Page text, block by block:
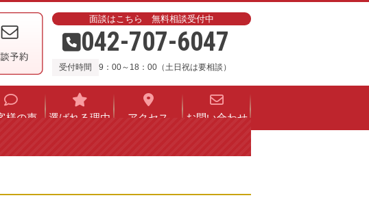
面談はこちら 無料相談受付中
042-707-6047
受付時間 9：00～18：00（土日祝は要相談）
様の声 選ばれる理由 アクセス お問い合わせ